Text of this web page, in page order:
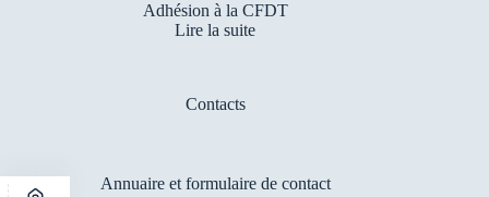
Adhésion à la CFDT
Lire la suite
Contacts
Annuaire et formulaire de contact